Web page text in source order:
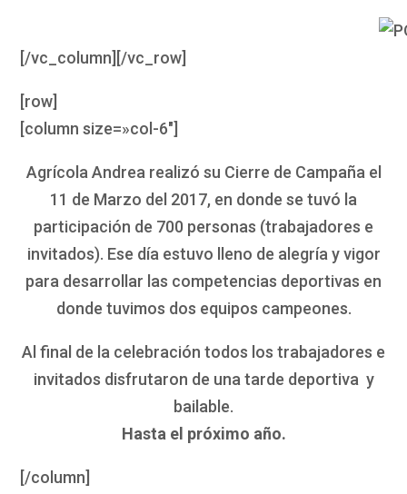
[/vc_column][/vc_row]
[row]
[column size=»col-6″]
Agrícola Andrea realizó su Cierre de Campaña el
11 de Marzo del 2017, en donde se tuvó la
participación de 700 personas (trabajadores e
invitados). Ese día estuvo lleno de alegría y vigor
para desarrollar las competencias deportivas en
donde tuvimos dos equipos campeones.
Al final de la celebración todos los trabajadores e
invitados disfrutaron de una tarde deportiva y
bailable.
Hasta el próximo año.
[/column]